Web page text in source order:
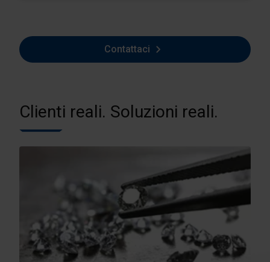
Contattaci
Clienti reali. Soluzioni reali.